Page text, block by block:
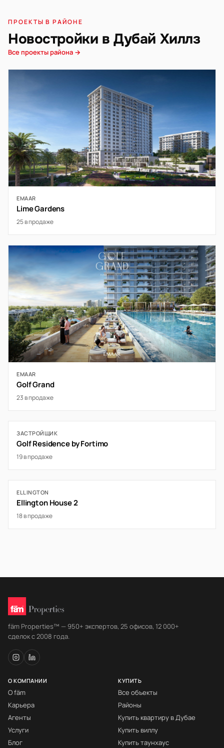
ПРОЕКТЫ В РАЙОНЕ
Новостройки в Дубай Хиллз
Все проекты района →
EMAAR
Lime Gardens
25 в продаже
EMAAR
Golf Grand
23 в продаже
ЗАСТРОЙЩИК
Golf Residence by Fortimo
19 в продаже
ELLINGTON
Ellington House 2
18 в продаже
fäm Properties™ — 950+ экспертов, 25 офисов, 12 000+
сделок с 2008 года.
О КОМПАНИИ
О fäm
Карьера
Агенты
Услуги
Блог
КУПИТЬ
Все объекты
Районы
Купить квартиру в Дубае
Купить виллу
Купить таунхаус